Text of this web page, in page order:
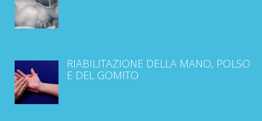
RIABILITAZIONE DELLA MANO, POLSO
E DEL GOMITO